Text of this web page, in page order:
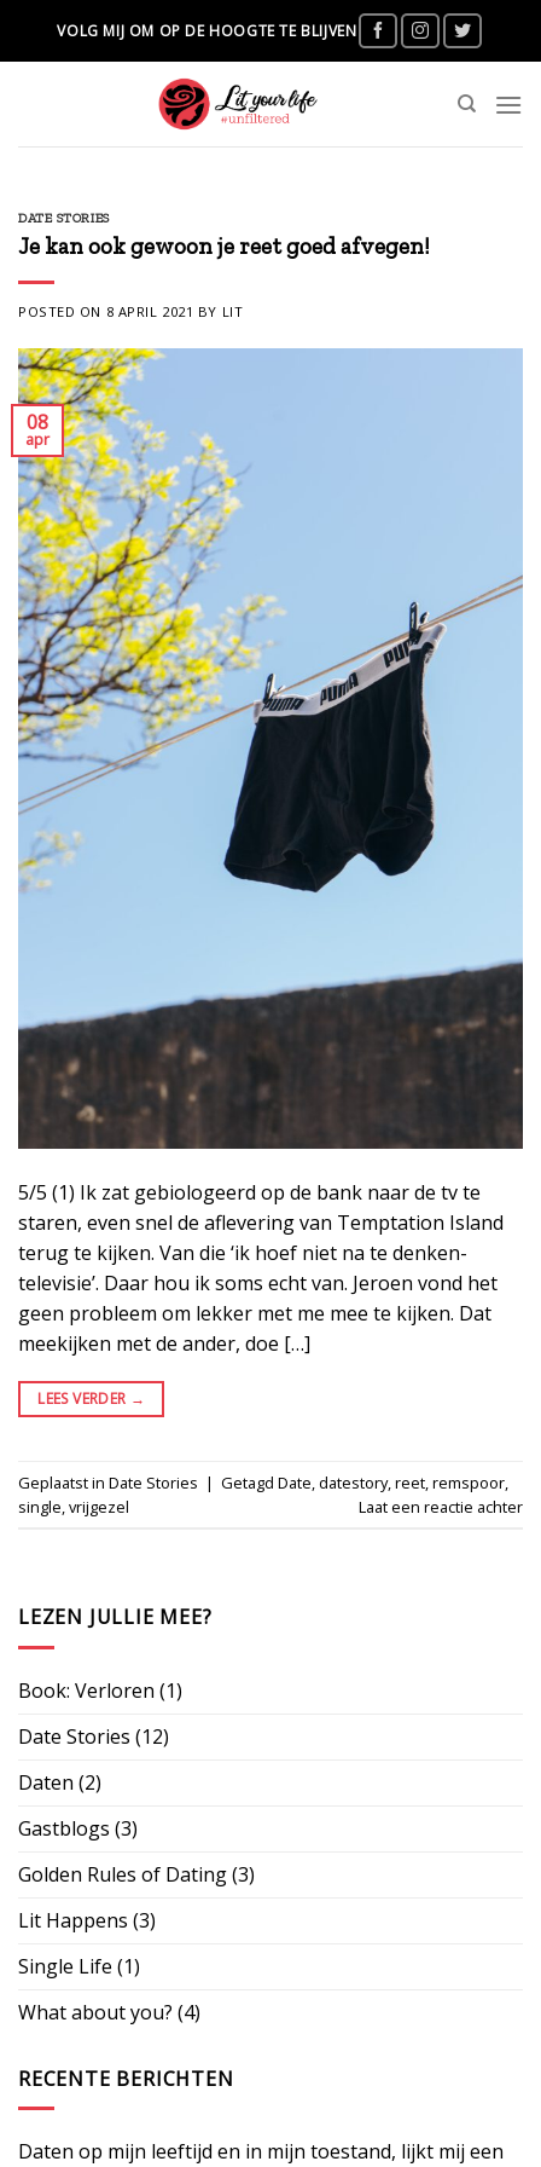
VOLG MIJ OM OP DE HOOGTE TE BLIJVEN
DATE STORIES
Je kan ook gewoon je reet goed afvegen!
POSTED ON 8 APRIL 2021 BY LIT
08
apr
5/5 (1) Ik zat gebiologeerd op de bank naar de tv te
staren, even snel de aflevering van Temptation Island
terug te kijken. Van die ‘ik hoef niet na te denken-
televisie’. Daar hou ik soms echt van. Jeroen vond het
geen probleem om lekker met me mee te kijken. Dat
meekijken met de ander, doe […]
LEES VERDER →
Geplaatst in Date Stories | Getagd Date datestory, reet remspoor
single vrijgezel Laat een reactie achter
LEZEN JULLIE MEE?
Book: Verloren (1)
Date Stories (12)
Daten (2)
Gastblogs (3)
Golden Rules of Dating(3)
Lit Happens (3)
Single Life (1)
What about you? (4)
RECENTE BERICHTEN
Daten op mijn leeftijd en in mijn toestand, lijkt mij een